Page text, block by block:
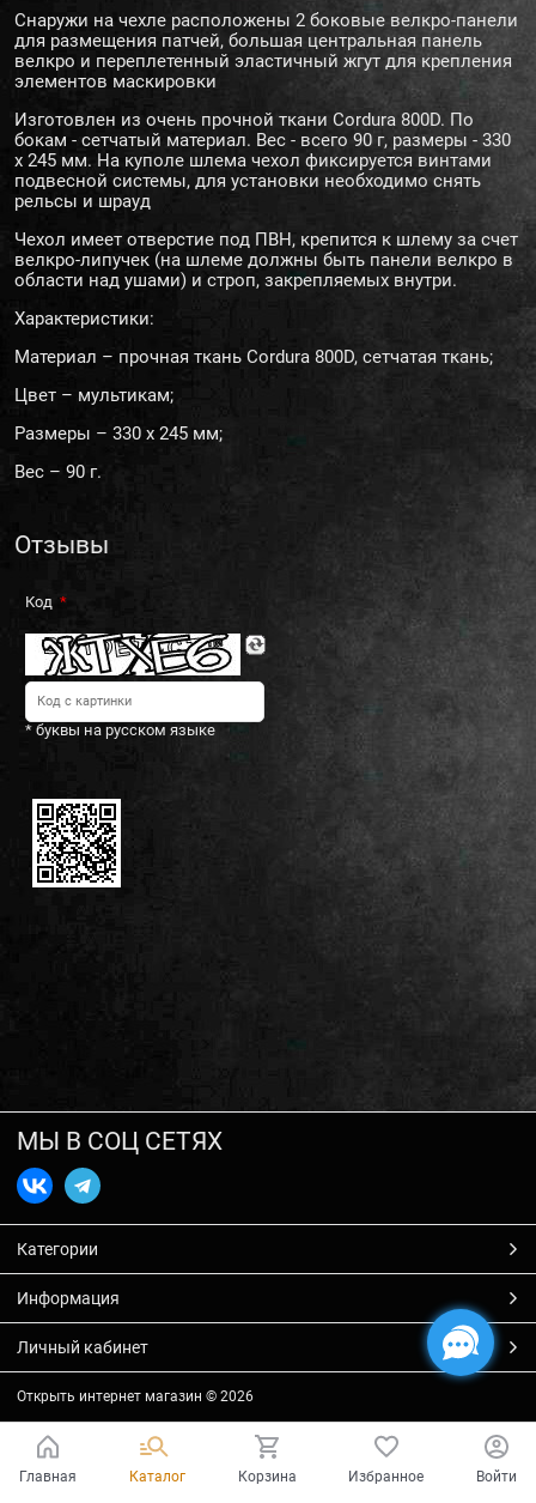
Снаружи на чехле расположены 2 боковые велкро-панели
для размещения патчей, большая центральная панель
велкро и переплетенный эластичный жгут для крепления
элементов маскировки
Изготовлен из очень прочной ткани Cordura 800D. По
бокам - сетчатый материал. Вес - всего 90 г, размеры - 330
х 245 мм. На куполе шлема чехол фиксируется винтами
подвесной системы, для установки необходимо снять
рельсы и шрауд
Чехол имеет отверстие под ПВН, крепится к шлему за счет
велкро-липучек (на шлеме должны быть панели велкро в
области над ушами) и строп, закрепляемых внутри.
Характеристики:
Материал – прочная ткань Cordura 800D, сетчатая ткань;
Цвет – мультикам;
Размеры – 330 х 245 мм;
Вес – 90 г.
Отзывы
Код
* буквы на русском языке
МЫ В СОЦ СЕТЯХ
Категории
Информация
Личный кабинет
Открыть интернет магазин © 2026
Главная Каталог Корзина Избранное Войти